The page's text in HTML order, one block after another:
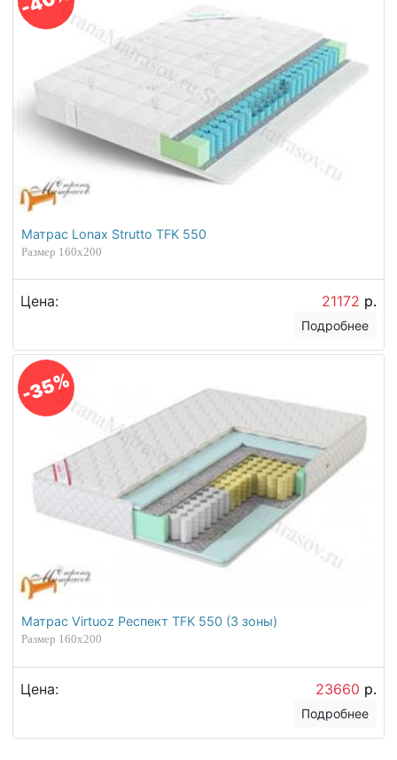
Матрас Lonax Strutto TFK 550
Размер 160х200
Цена: 21172 р.
Подробнее
-35%
Матрас Virtuoz Респект TFK 550 (3 зоны)
Размер 160х200
Цена: 23660 р.
Подробнее